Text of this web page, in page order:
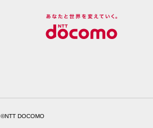
©NTT DOCOMO